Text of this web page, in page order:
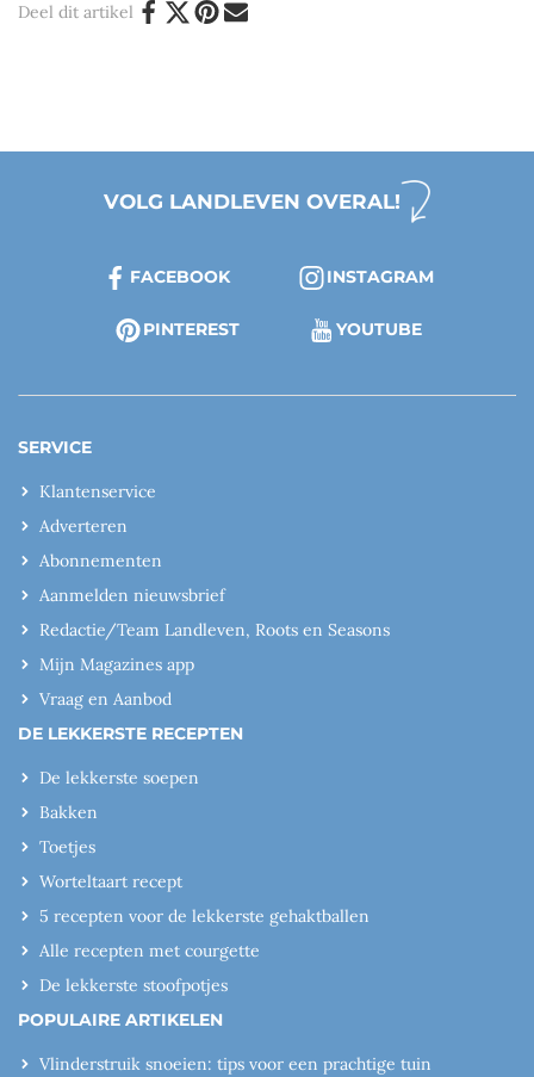
Deel dit artikel
VOLG LANDLEVEN OVERAL!
FACEBOOK INSTAGRAM
PINTEREST YOUTUBE
SERVICE
Klantenservice
Adverteren
Abonnementen
Aanmelden nieuwsbrief
Redactie/Team Landleven, Roots en Seasons
Mijn Magazines app
Vraag en Aanbod
DE LEKKERSTE RECEPTEN
De lekkerste soepen
Bakken
Toetjes
Worteltaart recept
5 recepten voor de lekkerste gehaktballen
Alle recepten met courgette
De lekkerste stoofpotjes
POPULAIRE ARTIKELEN
Vlinderstruik snoeien: tips voor een prachtige tuin